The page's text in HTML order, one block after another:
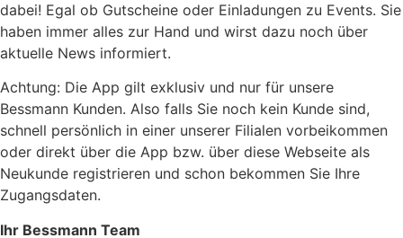
dabei! Egal ob Gutscheine oder Einladungen zu Events. Sie
haben immer alles zur Hand und wirst dazu noch über
aktuelle News informiert.
Achtung: Die App gilt exklusiv und nur für unsere
Bessmann Kunden. Also falls Sie noch kein Kunde sind,
schnell persönlich in einer unserer Filialen vorbeikommen
oder direkt über die App bzw. über diese Webseite als
Neukunde registrieren und schon bekommen Sie Ihre
Zugangsdaten.
Ihr Bessmann Team